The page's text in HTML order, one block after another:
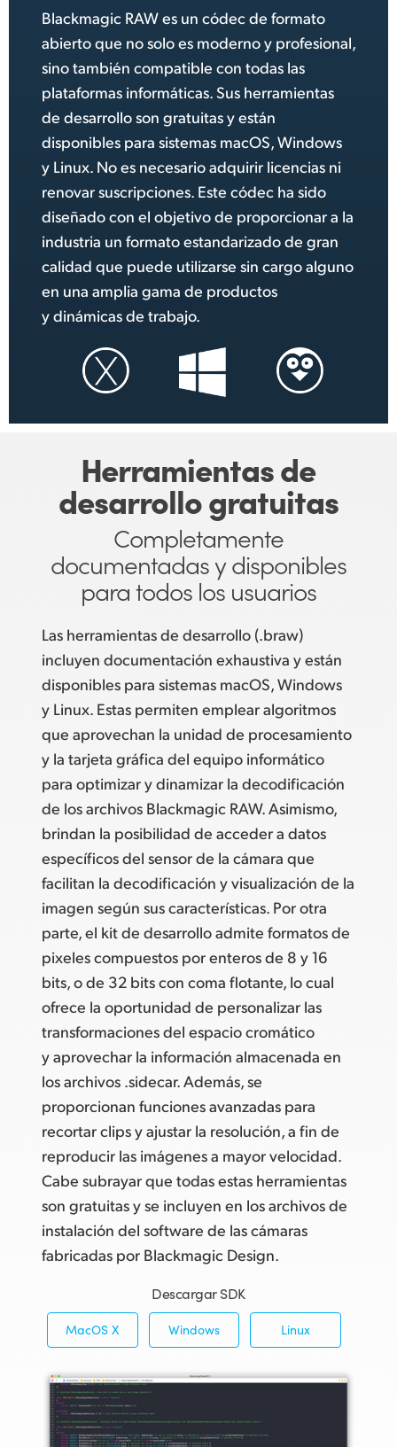
Blackmagic RAW es un códec de formato
abierto que no solo es moderno y profesional,
sino también compatible con todas las
plataformas informáticas. Sus herramientas
de desarrollo son gratuitas y están
disponibles para sistemas macOS, Windows
y Linux. No es necesario adquirir licencias ni
renovar suscripciones. Este códec ha sido
diseñado con el objetivo de proporcionar a la
industria un formato estandarizado de gran
calidad que puede utilizarse sin cargo alguno
en una amplia gama de productos
y dinámicas de trabajo.
Herramientas de
desarrollo gratuitas
Completamente
documentadasy disponibles
paratodos los usuarios
Las herramientas de desarrollo (.braw)
incluyen documentación exhaustiva y están
disponibles para sistemas macOS, Windows
y Linux. Estas permiten emplear algoritmos
que aprovechan la unidad de procesamiento
y la tarjeta gráfica del equipo informático
para optimizar y dinamizar la decodificación
de los archivos Blackmagic RAW. Asimismo,
brindan la posibilidad de acceder a datos
específicos del sensor de la cámara que
facilitan la decodificación y visualización de la
imagen según sus características. Por otra
parte, el kit de desarrollo admite formatos de
pixeles compuestos por enteros de 8 y 16
bits, o de 32 bits con coma flotante, lo cual
ofrece la oportunidad de personalizar las
transformaciones del espacio cromático
y aprovechar la información almacenada en
los archivos .sidecar. Además, se
proporcionan funciones avanzadas para
recortar clips y ajustar la resolución, a fin de
reproducir las imágenes a mayor velocidad.
Cabe subrayar que todas estas herramientas
son gratuitas y se incluyen en los archivos de
instalación del software de las cámaras
fabricadas por Blackmagic Design.
Descargar SDK
MacOS X Windows Linux